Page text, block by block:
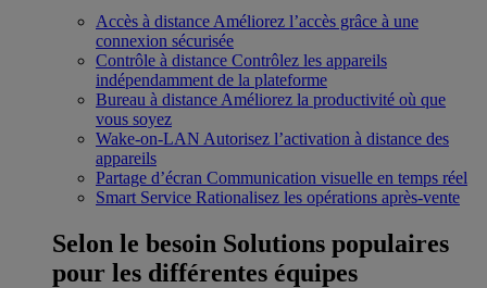
Accès à distance Améliorez l’accès grâce à une
connexion sécurisée
Contrôle à distance Contrôlez les appareils
indépendamment de la plateforme
Bureau à distance Améliorez la productivité où que
vous soyez
Wake-on-LAN Autorisez l’activation à distance des
appareils
Partage d’écran Communication visuelle en temps réel
Smart Service Rationalisez les opérations après-vente
Selon le besoin Solutions populaires
pour les différentes équipes